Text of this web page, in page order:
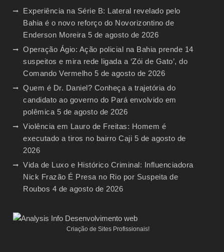
Experiência na Série B: Lateral revelado pelo
Bahia é o novo reforço do Novorizontino de
Enderson Moreira 5 de agosto de 2026
Operação Ágio: Ação policial na Bahia prende 14
suspeitos e mira rede ligada a ‘Zói de Gato’, do
Comando Vermelho 5 de agosto de 2026
Quem é Dr. Daniel? Conheça a trajetória do
candidato ao governo do Pará envolvido em
polêmica 5 de agosto de 2026
Violência em Lauro de Freitas: Homem é
executado a tiros no bairro Caji 5 de agosto de
2026
Vida de Luxo e Histórico Criminal: Influenciadora
Nick Frazão É Presa no Rio por Suspeita de
Roubos 4 de agosto de 2026
Criação de Sites Profissionais!